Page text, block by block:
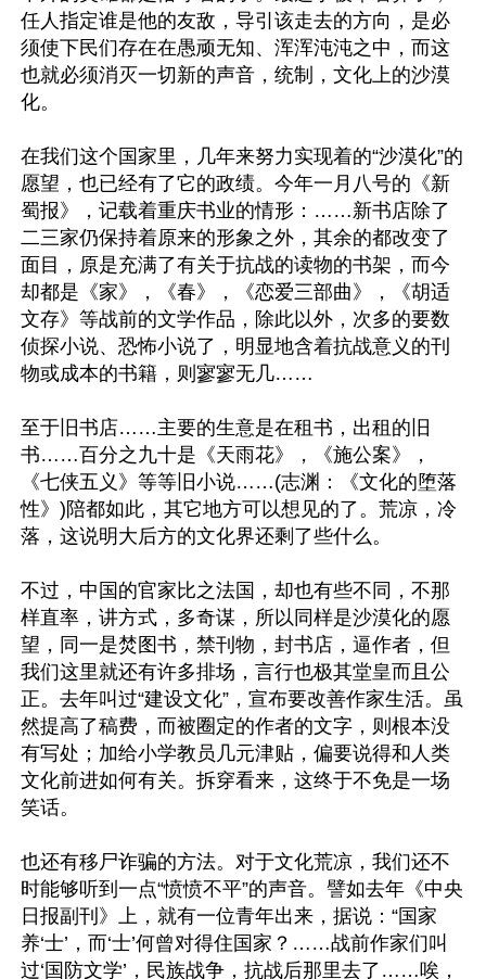
任人指定谁是他的友敌，导引该走去的方向，是必
须使下民们存在在愚顽无知、浑浑沌沌之中，而这
也就必须消灭一切新的声音，统制，文化上的沙漠
化。
在我们这个国家里，几年来努力实现着的“沙漠化”的
愿望，也已经有了它的政绩。今年一月八号的《新
蜀报》，记载着重庆书业的情形：……新书店除了
二三家仍保持着原来的形象之外，其余的都改变了
面目，原是充满了有关于抗战的读物的书架，而今
却都是《家》，《春》，《恋爱三部曲》，《胡适
文存》等战前的文学作品，除此以外，次多的要数
侦探小说、恐怖小说了，明显地含着抗战意义的刊
物或成本的书籍，则寥寥无几……
至于旧书店……主要的生意是在租书，出租的旧
书……百分之九十是《天雨花》，《施公案》，
《七侠五义》等等旧小说……(志渊：《文化的堕落
性》)陪都如此，其它地方可以想见的了。荒凉，冷
落，这说明大后方的文化界还剩了些什么。
不过，中国的官家比之法国，却也有些不同，不那
样直率，讲方式，多奇谋，所以同样是沙漠化的愿
望，同一是焚图书，禁刊物，封书店，逼作者，但
我们这里就还有许多排场，言行也极其堂皇而且公
正。去年叫过“建设文化”，宣布要改善作家生活。虽
然提高了稿费，而被圈定的作者的文字，则根本没
有写处；加给小学教员几元津贴，偏要说得和人类
文化前进如何有关。拆穿看来，这终于不免是一场
笑话。
也还有移尸诈骗的方法。对于文化荒凉，我们还不
时能够听到一点“愤愤不平”的声音。譬如去年《中央
日报副刊》上，就有一位青年出来，据说：“国家
养‘士’，而‘士’何曾对得住国家？……战前作家们叫
过‘国防文学’，民族战争，抗战后那里去了……唉，